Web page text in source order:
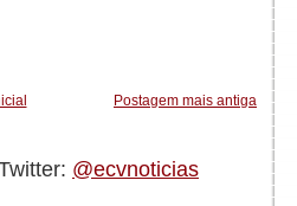
Postagem mais antiga
@ecvnoticias